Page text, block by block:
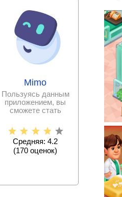
Mimo
Пользуясь данным
приложением, вы
сможете стать
сравнительно
Средняя: 4.2
(170 оценок)